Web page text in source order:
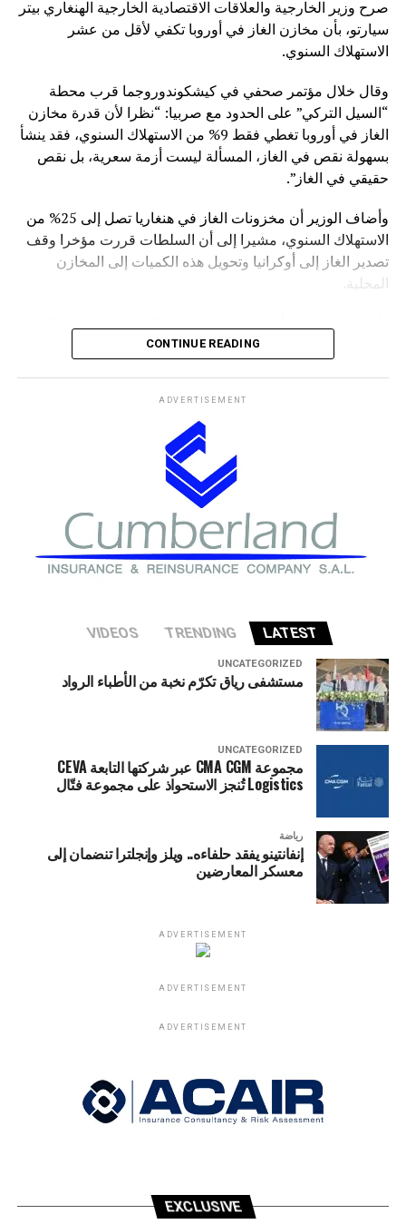
صرح وزير الخارجية والعلاقات الاقتصادية الخارجية الهنغاري بيتر
سيارتو، بأن مخازن الغاز في أوروبا تكفي لأقل من عشر
الاستهلاك السنوي.
وقال خلال مؤتمر صحفي في كيشكوندوروجما قرب محطة
“السيل التركي” على الحدود مع صربيا: “نظرا لأن قدرة مخازن
الغاز في أوروبا تغطي فقط 9% من الاستهلاك السنوي، فقد ينشأ
بسهولة نقص في الغاز، المسألة ليست أزمة سعرية، بل نقص
حقيقي في الغاز”.
وأضاف الوزير أن مخزونات الغاز في هنغاريا تصل إلى 25% من
الاستهلاك السنوي، مشيرا إلى أن السلطات قررت مؤخرا وقف
تصدير الغاز إلى أوكرانيا وتحويل هذه الكميات إلى المخازن
المحلية.
من الغاز الروسي القادم عبر “السيل التركي”.
وقبل ذلك أعلن الرئيس الصربي ألكسندر فوتشيتش أن قنبلة عثر
عليها بالقرب من خط أنابيب الغاز الروسي المتجه إلى المجر.
ووفقا للاستخبارات الصربية، فإن المشتبه به في تنظيم الهجوم
هو مهاجر لديه تدريب عسكري. واتهم سيارتو أوكرانيا بمحاولة
CONTINUE READING
ADVERTISEMENT
LATEST
TRENDING
VIDEOS
UNCATEGORIZED
مستشفى رياق تكرّم نخبة من الأطباء الرواد
UNCATEGORIZED
مجموعة CMA CGM عبر شركتها التابعة CEVA
Logistics تُنجز الاستحواذ على مجموعة فتّال
رياضة
إنفانتينو يفقد حلفاءه.. ويلز وإنجلترا تنضمان إلى
معسكر المعارضين
ADVERTISEMENT
ADVERTISEMENT
ADVERTISEMENT
EXCLUSIVE